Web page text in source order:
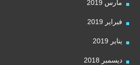
مارس 2019
فبراير 2019
يناير 2019
ديسمبر 2018